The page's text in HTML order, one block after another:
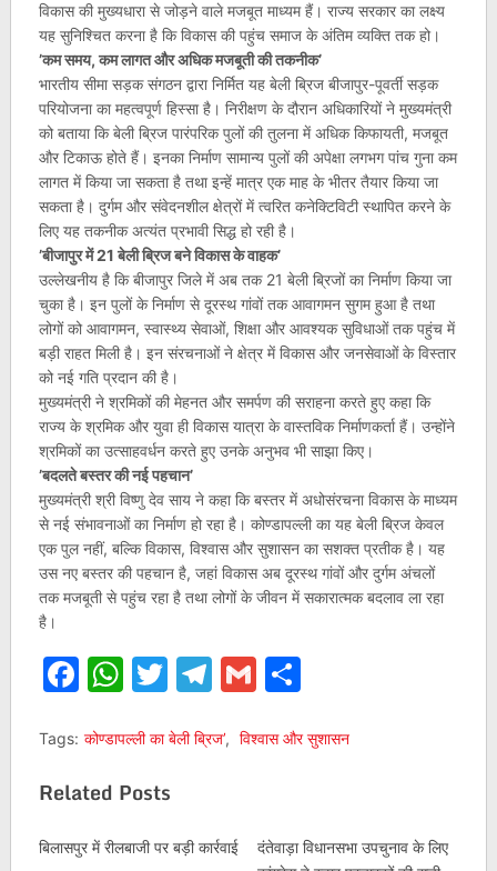
विकास की मुख्यधारा से जोड़ने वाले मजबूत माध्यम हैं। राज्य सरकार का लक्ष्य
यह सुनिश्चित करना है कि विकास की पहुंच समाज के अंतिम व्यक्ति तक हो।
’कम समय, कम लागत और अधिक मजबूती की तकनीक’
भारतीय सीमा सड़क संगठन द्वारा निर्मित यह बेली ब्रिज बीजापुर-पूवर्ती सड़क
परियोजना का महत्वपूर्ण हिस्सा है। निरीक्षण के दौरान अधिकारियों ने मुख्यमंत्री
को बताया कि बेली ब्रिज पारंपरिक पुलों की तुलना में अधिक किफायती, मजबूत
और टिकाऊ होते हैं। इनका निर्माण सामान्य पुलों की अपेक्षा लगभग पांच गुना कम
लागत में किया जा सकता है तथा इन्हें मात्र एक माह के भीतर तैयार किया जा
सकता है। दुर्गम और संवेदनशील क्षेत्रों में त्वरित कनेक्टिविटी स्थापित करने के
लिए यह तकनीक अत्यंत प्रभावी सिद्ध हो रही है।
’बीजापुर में 21 बेली ब्रिज बने विकास के वाहक’
उल्लेखनीय है कि बीजापुर जिले में अब तक 21 बेली ब्रिजों का निर्माण किया जा
चुका है। इन पुलों के निर्माण से दूरस्थ गांवों तक आवागमन सुगम हुआ है तथा
लोगों को आवागमन, स्वास्थ्य सेवाओं, शिक्षा और आवश्यक सुविधाओं तक पहुंच में
बड़ी राहत मिली है। इन संरचनाओं ने क्षेत्र में विकास और जनसेवाओं के विस्तार
को नई गति प्रदान की है।
मुख्यमंत्री ने श्रमिकों की मेहनत और समर्पण की सराहना करते हुए कहा कि
राज्य के श्रमिक और युवा ही विकास यात्रा के वास्तविक निर्माणकर्ता हैं। उन्होंने
श्रमिकों का उत्साहवर्धन करते हुए उनके अनुभव भी साझा किए।
’बदलते बस्तर की नई पहचान’
मुख्यमंत्री श्री विष्णु देव साय ने कहा कि बस्तर में अधोसंरचना विकास के माध्यम
से नई संभावनाओं का निर्माण हो रहा है। कोण्डापल्ली का यह बेली ब्रिज केवल
एक पुल नहीं, बल्कि विकास, विश्वास और सुशासन का सशक्त प्रतीक है। यह
उस नए बस्तर की पहचान है, जहां विकास अब दूरस्थ गांवों और दुर्गम अंचलों
तक मजबूती से पहुंच रहा है तथा लोगों के जीवन में सकारात्मक बदलाव ला रहा
है।
Facebook
WhatsApp
Twitter
Telegram
GmailShare
Tags: कोण्डापल्ली का बेली ब्रिज’, विश्वास और सुशासन
Related Posts
बिलासपुर में रीलबाजी पर बड़ी कार्रवाई
दंतेवाड़ा विधानसभा उपचुनाव के लिए